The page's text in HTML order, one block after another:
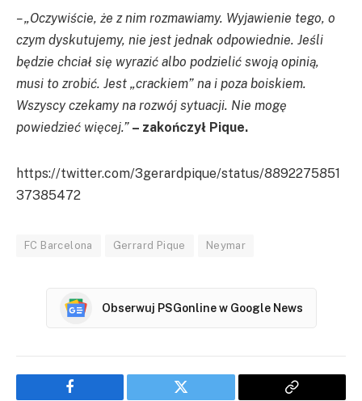
– „Oczywiście, że z nim rozmawiamy. Wyjawienie tego, o
czym dyskutujemy, nie jest jednak odpowiednie. Jeśli
będzie chciał się wyrazić albo podzielić swoją opinią,
musi to zrobić. Jest „crackiem” na i poza boiskiem.
Wszyscy czekamy na rozwój sytuacji. Nie mogę
powiedzieć więcej.” – zakończył Pique.
https://twitter.com/3gerardpique/status/8892275851
37385472
FC Barcelona Gerrard Pique Neymar
Obserwuj PSGonline w Google News